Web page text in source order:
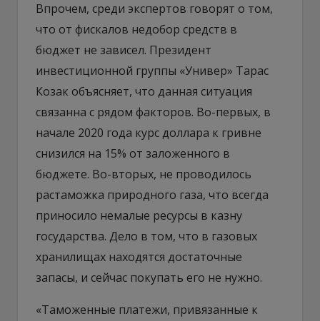
Впрочем, среди экспертов говорят о том,
что от фискалов недобор средств в
бюджет не зависел. Президент
инвестиционной группы «Универ» Тарас
Козак объясняет, что данная ситуация
связанна с рядом факторов. Во-первых, в
начале 2020 года курс доллара к гривне
снизился на 15% от заложенного в
бюджете. Во-вторых, не проводилось
растаможка природного газа, что всегда
приносило немалые ресурсы в казну
государства. Дело в том, что в газовых
хранилищах находятся достаточные
запасы, и сейчас покупать его не нужно.
«Таможенные платежи, привязанные к